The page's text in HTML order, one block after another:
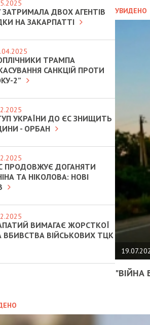
УВИДЕНО
"ВІЙНА
ЗАТРИМАЛА ДВОХ АГЕНТІВ
НА ЗАКАРПАТТІ
ТРАМПА
САНКЦІЙ ПРОТИ
2”
УКРАЇНИ ДО ЄС ЗНИЩИТЬ
- ОРБАН
ПРОДОВЖУЄ ДОГАНЯТИ
ТА НІКОЛОВА: НОВІ
ВИМАГАЄ ЖОРСТКОЇ
ВБИВСТВА ВІЙСЬКОВИХ ТЦК